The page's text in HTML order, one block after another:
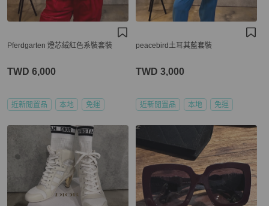
Pferdgarten 燈芯絨紅色系裝套裝
TWD 6,000
近新閒置品 本地 免運
peacebird土耳其藍套裝
TWD 3,000
近新閒置品 本地 免運